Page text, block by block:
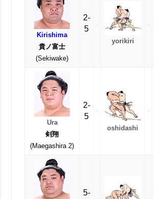
Kirishima
貴ノ富士
(Sekiwake)
2-
5
yorikiri
Ura
剣翔
(Maegashira 2)
2-
5
oshidashi
5-